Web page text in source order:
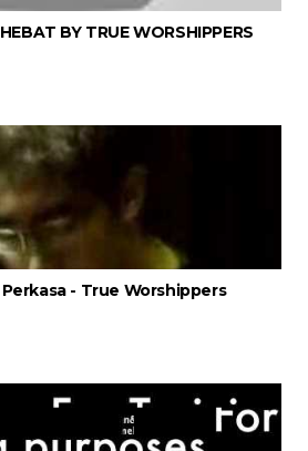
BY TRUE WORSHIPPERS
Perkasa - True Worshippers